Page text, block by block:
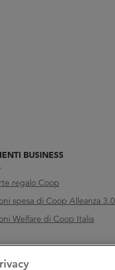
BUSINESS
regalo Coop
spesa di Coop Alleanza 3.0
Welfare di Coop Italia